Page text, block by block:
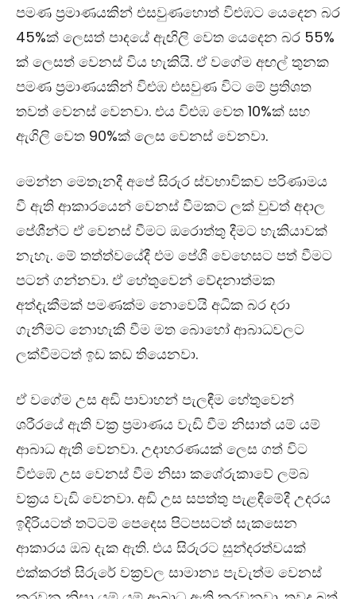
පමණ ප්‍රමාණයකින් එසවුණහොත් විළුඹට යෙදෙන බර
45%ක් ලෙසත් පාදයේ ඇඟිලි වෙත යෙදෙන බර 55%
ක් ලෙසත් වෙනස් විය හැකියි. ඒ වගේම අඟල් තුනක
පමණ ප්‍රමාණයකින් විළුඹ එසවුණ විට මේ ප්‍රතිශත
තවත් වෙනස් වෙනවා. එය විළුඹ වෙත 10%ක් සහ
ඇගිලි වෙත 90%ක් ලෙස වෙනස් වෙනවා.
මෙන්න මෙතැනදී අපේ සිරුර ස්වභාවිකව පරිණාමය
වී ඇති ආකාරයෙන් වෙනස් වීමකට ලක් වුවත් අදාල
පේශීන්ට ඒ වෙනස් වීමට ඔරොත්තු දීමට හැකියාවක්
නැහැ. මේ තත්ත්වයේදී එම පේශී වෙහෙසට පත් වීමට
පටන් ගන්නවා. ඒ හේතුවෙන් වේදනාත්මක
අත්දැකීමක් පමණක්ම නොවෙයි අධික බර දරා
ගැනීමට නොහැකි වීම මත බොහෝ ආබාධවලට
ලක්වීමටත් ඉඩ කඩ තියෙනවා.
ඒ වගේම උස අඩි පාවාහන් පැලඳීම හේතුවෙන්
ශරීරයේ ඇති වක්‍ර ප්‍රමාණය වැඩි වීම නිසාත් යම් යම්
ආබාධ ඇති වෙනවා. උදාහරණයක් ලෙස ගත් විට
විළුඹේ උස වෙනස් වීම නිසා කශේරුකාවේ ලම්බ
වක්‍රය වැඩි වෙනවා. අඩි උස සපත්තු පැළඳීමේදී උදරය
ඉදිරියටත් තට්ටම් පෙදෙස පිටපසටත් සැකසෙන
ආකාරය ඔබ දැක ඇති. එය සිරුරට සුන්දරත්වයක්
එක්කරත් සිරුරේ වක්‍රවල සාමාන්‍ය පැවැත්ම වෙනස්